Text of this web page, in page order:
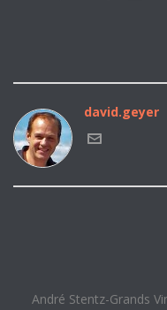
david.geyer
André Stentz-Grands